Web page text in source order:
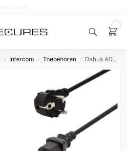
/ Intercom / Toebehoren / Dahua ADS-65LSI-52-1 48060G intercom voeding 48V/1.25A